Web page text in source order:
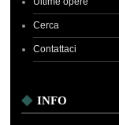
Cerca
Contattaci
INFO